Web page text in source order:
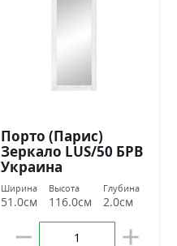
Порто (Парис)
Зеркало LUS/50 БРВ
Украина
Ширина
51.0см
Высота
116.0см
Глубина
2.0см